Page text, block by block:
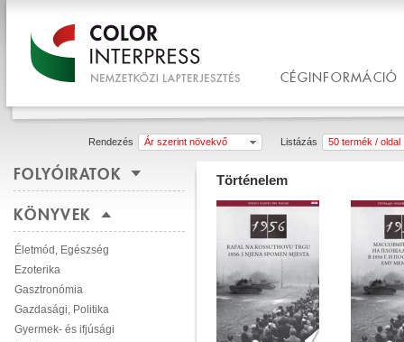
CÉGINFORMÁCIÓ
Listázás 50 termék / oldal
Rendezés Ár szerint növekvő
FOLYÓIRATOK
KÖNYVEK
Életmód, Egészség
Ezoterika
Gasztronómia
Gazdasági, Politika
Gyermek- és ifjúsági
Történelem